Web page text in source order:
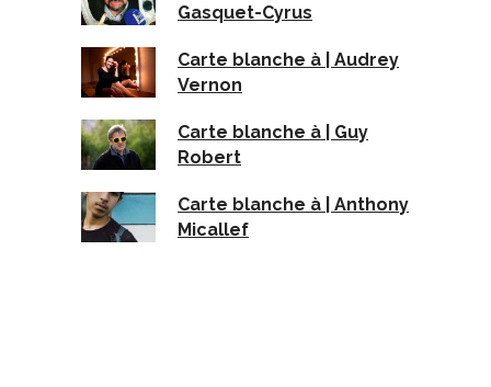
Gasquet-Cyrus
Carte blanche à | Audrey
Vernon
Carte blanche à | Guy
Robert
Carte blanche à | Anthony
Micallef